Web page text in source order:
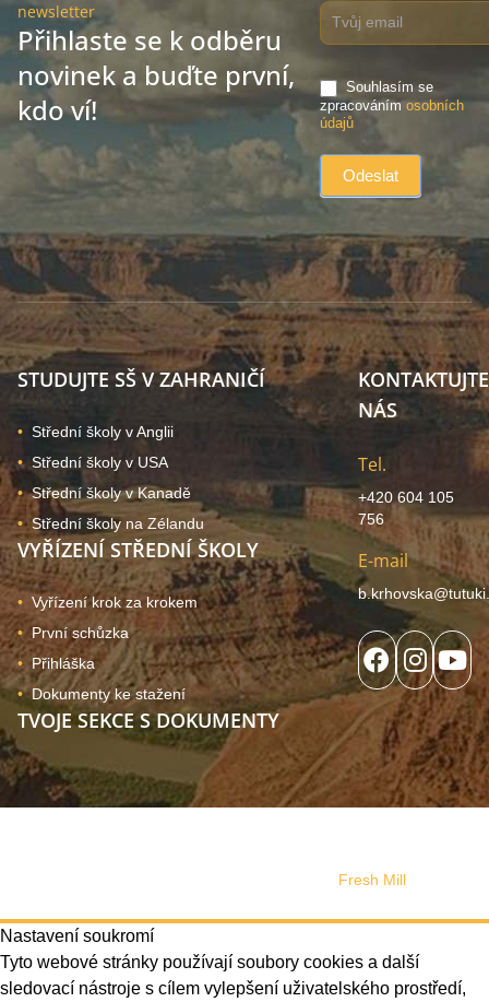
newsletter
Přihlaste se k odběru
novinek a buďte první,
kdo ví!
Souhlasím se
zpracovánímosobních
údajů
STUDUJTE SŠ V ZAHRANIČÍ
Střední školy v Anglii
Střední školy v USA
Střední školy v Kanadě
Střední školy na Zélandu
VYŘÍZENÍ STŘEDNÍ ŠKOLY
Vyřízení krok za krokem
První schůzka
Přihláška
Dokumenty ke stažení
TVOJE SEKCE S DOKUMENTY
KONTAKTUJTE
NÁS
Tel.
+420 604 105
756
E-mail
Fresh Mill
Nastavení soukromí
Tyto webové stránky používají soubory cookies a další
sledovací nástroje s cílem vylepšení uživatelského prostředí,